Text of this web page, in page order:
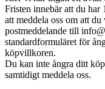
Fristen innebär att du har
att meddela oss om att
postmeddelande till
standardformuläret för
köpvillkoren.
Du kan inte ångra ditt
samtidigt meddela oss.